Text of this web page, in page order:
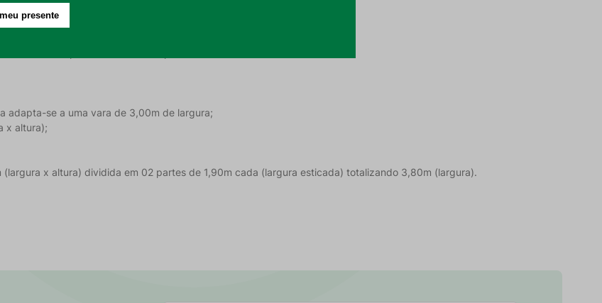
em temperatura média de até 110°C;
materiais abrasivos.
contribui para não arranhar a parte metálica.
adapta-se a uma vara de 3,00m de largura;
x altura);
x altura) dividida em 02 partes de 1,90m cada (largura esticada) totalizando 3,80m (largura).